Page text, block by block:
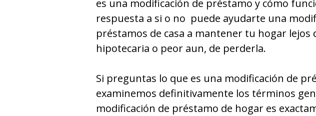
es una modificación de préstamo y cómo
respuesta a si o no puede ayudarte una
préstamos de casa a mantener tu hogar lejos
hipotecaria o peor aun, de perderla.
Si preguntas lo que es una modificación de
examinemos definitivamente los términos
modificación de préstamo de hogar es